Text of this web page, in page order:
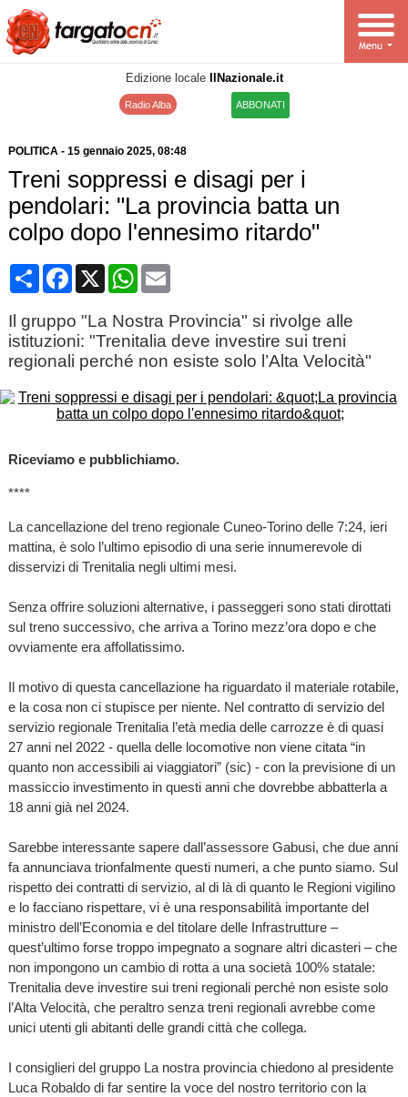
Edizione locale IlNazionale.it
Radio Alba ABBONATI
POLITICA- 15 gennaio 2025, 08:48
Treni soppressi e disagi per i
pendolari: "La provincia batta un
colpo dopo l'ennesimo ritardo"
CondividiFacebook
X WhatsApp
Email
Il gruppo "La Nostra Provincia" si rivolge alle
istituzioni: "Trenitalia deve investire sui treni
regionali perché non esiste solo l’Alta Velocità"
Riceviamo e pubblichiamo.
****
La cancellazione del treno regionale Cuneo-Torino delle 7:24, ieri
mattina, è solo l’ultimo episodio di una serie innumerevole di
disservizi di Trenitalia negli ultimi mesi.
Senza offrire soluzioni alternative, i passeggeri sono stati dirottati
sul treno successivo, che arriva a Torino mezz’ora dopo e che
ovviamente era affollatissimo.
Il motivo di questa cancellazione ha riguardato il materiale rotabile,
e la cosa non ci stupisce per niente. Nel contratto di servizio del
servizio regionale Trenitalia l’età media delle carrozze è di quasi
27 anni nel 2022 - quella delle locomotive non viene citata “in
quanto non accessibili ai viaggiatori” (sic) - con la previsione di un
massiccio investimento in questi anni che dovrebbe abbatterla a
18 anni già nel 2024.
Sarebbe interessante sapere dall’assessore Gabusi, che due anni
fa annunciava trionfalmente questi numeri, a che punto siamo. Sul
rispetto dei contratti di servizio, al di là di quanto le Regioni vigilino
e lo facciano rispettare, vi è una responsabilità importante del
ministro dell’Economia e del titolare delle Infrastrutture –
quest’ultimo forse troppo impegnato a sognare altri dicasteri – che
non impongono un cambio di rotta a una società 100% statale:
Trenitalia deve investire sui treni regionali perché non esiste solo
l’Alta Velocità, che peraltro senza treni regionali avrebbe come
unici utenti gli abitanti delle grandi città che collega.
I consiglieri del gruppo La nostra provincia chiedono al presidente
Luca Robaldo di far sentire la voce del nostro territorio con la